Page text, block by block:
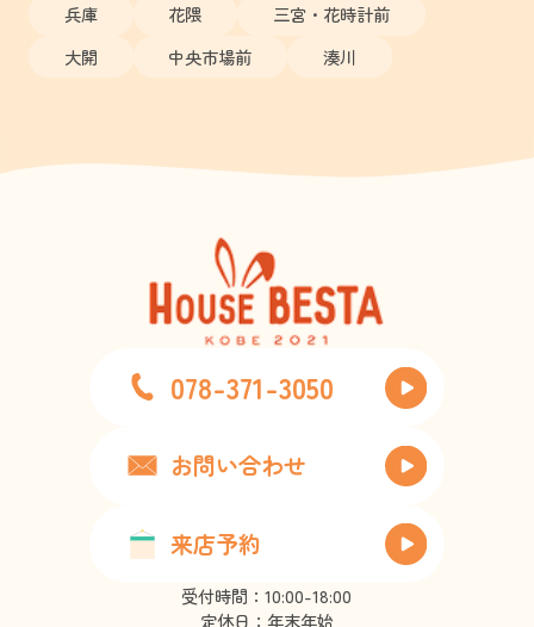
兵庫
花隈
三宮・花時計前
大開
中央市場前 湊川
078-371-3050
お問い合わせ
来店予約
受付時間：10:00-18:00
定休日：年末年始